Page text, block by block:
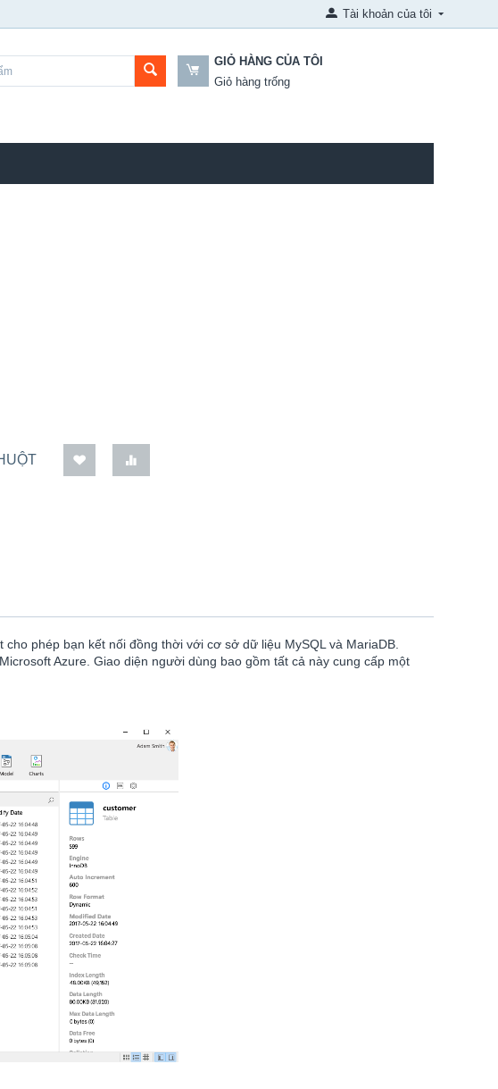
Tài khoản của tôi
GIỎ HÀNG CỦA TÔI
Giỏ hàng trống
phép bạn kết nối đồng thời với cơ sở dữ liệu MySQL và MariaDB.
Azure. Giao diện người dùng bao gồm tất cả này cung cấp một